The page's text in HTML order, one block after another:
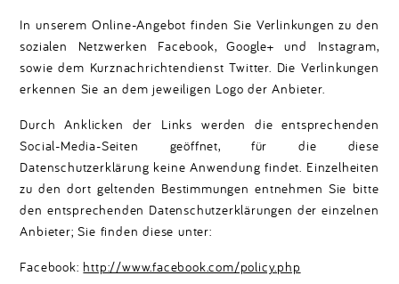
In unserem Online-Angebot finden Sie Verlinkungen zu den
sozialen Netzwerken Facebook, Google+ und Instagram,
sowie dem Kurznachrichtendienst Twitter. Die Verlinkungen
erkennen Sie an dem jeweiligen Logo der Anbieter.
Durch Anklicken der Links werden die entsprechenden
Social-Media-Seiten geöffnet, für die diese
Datenschutzerklärung keine Anwendung findet. Einzelheiten
zu den dort geltenden Bestimmungen entnehmen Sie bitte
den entsprechenden Datenschutzerklärungen der einzelnen
Anbieter; Sie finden diese unter:
Facebook: http://www.facebook.com/policy.php